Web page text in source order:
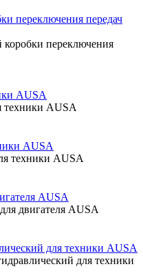
переключения передач
коробки переключения
AUSA
техники AUSA
AUSA
техники AUSA
AUSA
двигателя AUSA
для техники AUSA
для техники